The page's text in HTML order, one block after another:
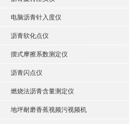
电脑沥青针入度仪
沥青软化点仪
摆式摩擦系数测定仪
沥青闪点仪
燃烧法沥青含量测定仪
地坪耐磨香蕉视频污视频机